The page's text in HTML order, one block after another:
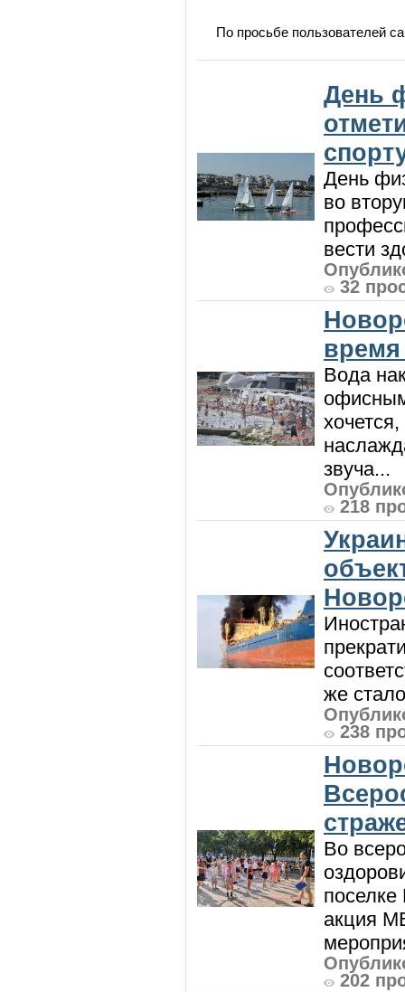
По просьбе пользователей
День
День
во
вести
32
Вода
звуча...
218
же
238
Во
акция
202